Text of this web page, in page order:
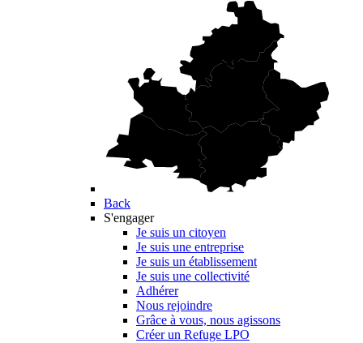
Back
S'engager
Je suis un citoyen
Je suis une entreprise
Je suis un établissement
Je suis une collectivité
Adhérer
Nous rejoindre
Grâce à vous, nous agissons
Créer un Refuge LPO